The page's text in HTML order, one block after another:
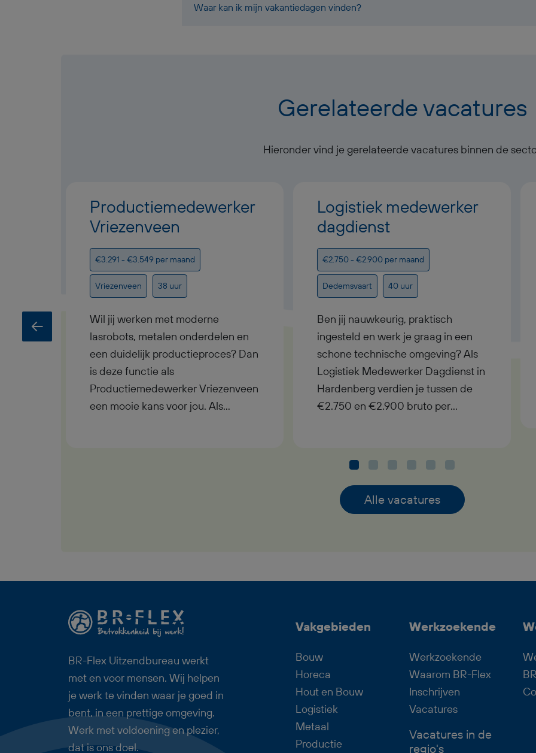
Waar kan ik mijn vakantiedagen vinden?
Gerelateerde vacatures
Hieronder vind je gerelateerde vacatures binnen de
Logistiek medewerker
dagdienst
€2.750 - €2.900 per maand
Dedemsvaart 40 uur
Ben jij nauwkeurig, praktisch
ingesteld en werk je graag in een
schone technische omgeving? Als
Logistiek Medewerker Dagdienst in
Hardenberg verdien je tussen de
€2.750 en €2.900 bruto per
goed functioneren. In deze functie
Dagdienst krijg je afwisselend werk
met verantwoordelijkheid,
professioneel team. Zoek jij een
samenkomen? Dan past deze
Productiemedewerker
Vriezenveen
€3.291 - €3.549 per maand
Vriezenveen 38 uur
Wil jij werken met moderne
lasrobots, metalen onderdelen en
een duidelijk productieproces? Dan
is deze functie als
Productiemedewerker Vriezenveen
een mooie kans voor jou. Als
met doorgroeimogelijkheden,
werkdag op vrijdag? Dan past deze
baan als Productiemedewerker
Alle vacatures
BR-Flex Uitzendbureau werkt
met en voor mensen. Wij helpen
je werk te vinden waar je goed in
bent, in een prettige omgeving.
Werk met voldoening en plezier,
dat is ons doel.
Vakgebieden
Bouw
Horeca
Hout en Bouw
Logistiek
Metaal
Productie
Werkzoekende
Werkzoekende
Waarom BR-Flex
Inschrijven
Vacatures
Vacatures in de
regio's